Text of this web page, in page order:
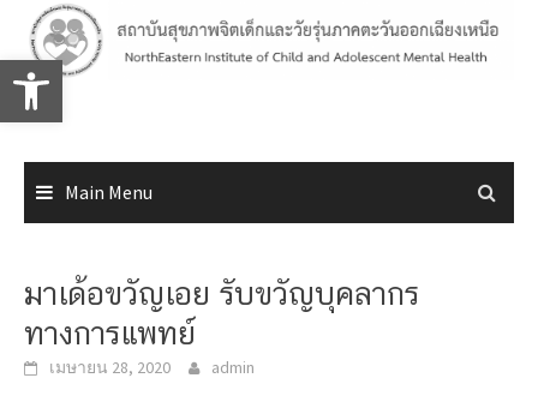
Open toolbar
content
Main Menu
มาเด้อขวัญเอย รับขวัญบุคลากร
ทางการแพทย์
เมษายน 28, 2020 admin